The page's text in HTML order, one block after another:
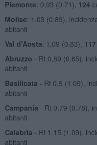
Piemonte: 0,93 (0.71), 124
Molise: 1,03 (0.89),
abitanti
Val d'Aosta: 1,09 (0,83), 117
Abruzzo - Rt 0,89 (0.65),
abitanti
Basilicata - Rt 0,9 (1.09),
abitanti
Campania - Rt 0.79 (0.78),
abitanti
Calabria - Rt 1.15 (1.09),
abitanti